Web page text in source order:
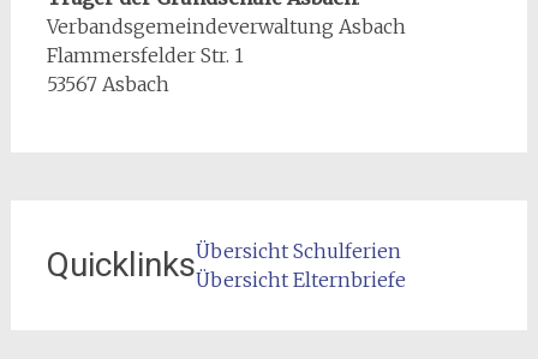
Verbandsgemeindeverwaltung Asbach
Flammersfelder Str. 1
53567 Asbach
QuicklinksÜbersicht Schulferien
Übersicht Elternbriefe